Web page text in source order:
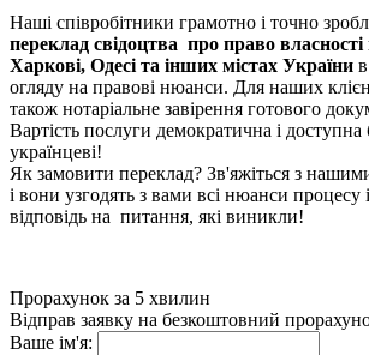
Наші співробітники грамотно і точно
переклад свідоцтва про право власності
Харкові, Одесі та інших містах України
огляду на правові нюанси. Для наших
також нотаріальне завірення готового
Вартість послуги демократична і доступна
українцеві!
Як замовити переклад? Зв'яжіться з
і вони узгодять з вами всі нюанси процесу
відповідь на питання, які виникли!
Прорахунок за 5 хвилин
Відправ заявку на безкоштовний
Ваше ім'я: